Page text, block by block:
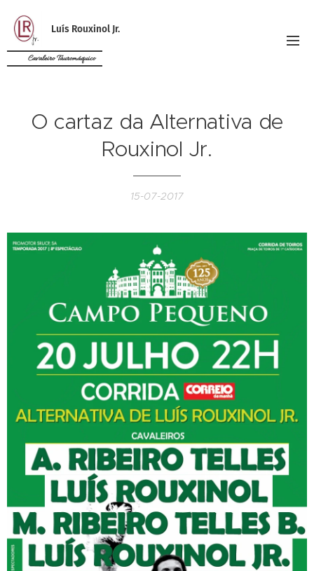
Luís Rouxinol Jr.
Cavaleiro Tauromáquico
O cartaz da Alternativa de
Rouxinol Jr.
15-07-2017